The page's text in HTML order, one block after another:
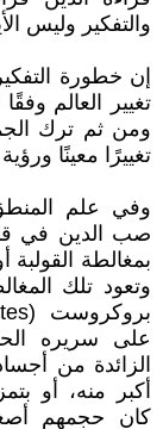
والتفكير وليس
إن خطورة
تغيير العالم
ومن ثم ترك
تغييرًا معينًا
وفي علم
صب الدين في
وتعود تلك
على سريره
الزائدة من
أكبر منه، أو
كان حجمهم